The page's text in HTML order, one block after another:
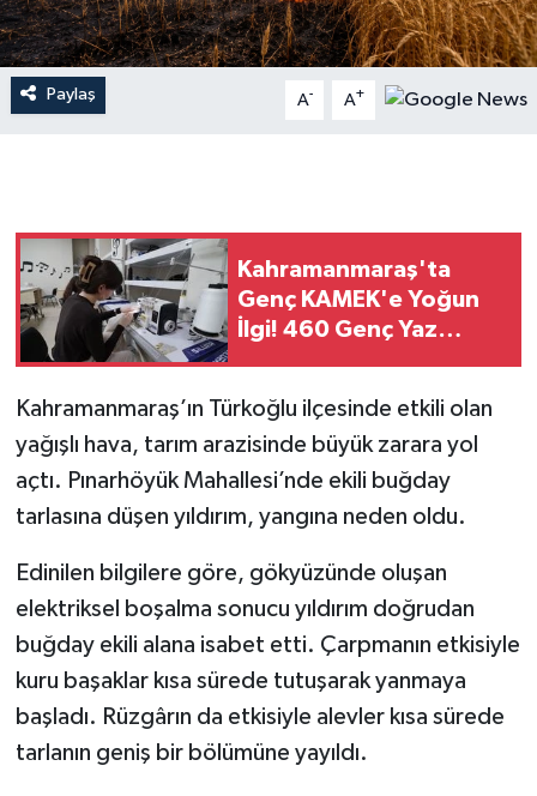
Paylaş A- A+
Kahramanmaraş'ta
Genç KAMEK'e Yoğun
İlgi! 460 Genç Yaz
Kahramanmaraş’ın Türkoğlu ilçesinde etkili olan
yağışlı hava, tarım arazisinde büyük zarara yol
açtı. Pınarhöyük Mahallesi’nde ekili buğday
tarlasına düşen yıldırım, yangına neden oldu.
Edinilen bilgilere göre, gökyüzünde oluşan
elektriksel boşalma sonucu yıldırım doğrudan
buğday ekili alana isabet etti. Çarpmanın etkisiyle
kuru başaklar kısa sürede tutuşarak yanmaya
başladı. Rüzgârın da etkisiyle alevler kısa sürede
tarlanın geniş bir bölümüne yayıldı.
DÜNYA
ROPORTAJ
KADIN-AİLE
YEREL YÖNETİM
MEDYA
SEÇİM 2011
ÜÇÜNCÜ SAYFA
Yemek
SİVİL TOPLUM
SEÇİM 2014